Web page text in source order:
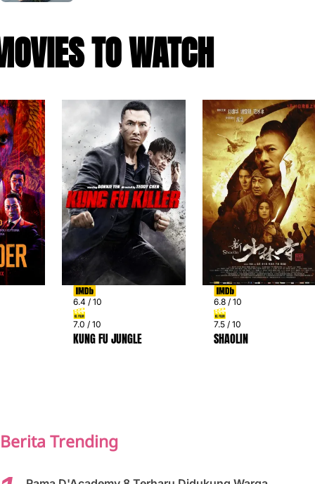
TO WATCH
6.4 / 10
7.0 / 10
KUNG FU JUNGLE
6.8 / 10
7.5 / 10
SHAOLIN
Berita Trending